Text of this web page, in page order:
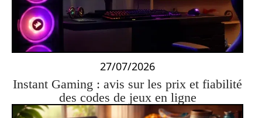
27/07/2026
Instant Gaming : avis sur les prix et fiabilité
des codes de jeux en ligne